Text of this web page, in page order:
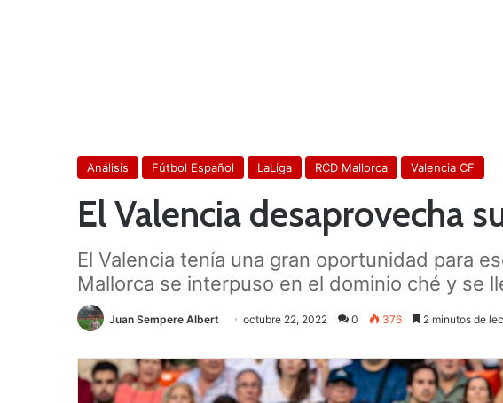
Análisis Fútbol Español LaLiga RCD Mallorca Valencia CF
El Valencia desaprovecha
El Valencia tenía una gran oportunidad para
Mallorca se interpuso en el dominio ché y se
Juan Sempere Albert octubre 22, 2022 0 376 2 minutos de